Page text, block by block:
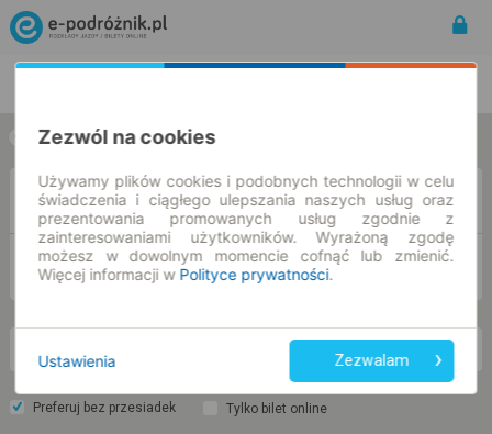
w jedną stronę w obie strony
Z
DO
pn. 10 sie.
Preferuj bez przesiadek Tylko bilet online
Zezwól na cookies
Używamy plików cookies i podobnych technologii w celu
świadczenia i ciągłego ulepszania naszych usług oraz
prezentowania promowanych usług zgodnie z
zainteresowaniami użytkowników. Wyrażoną zgodę
możesz w dowolnym momencie cofnąć lub zmienić.
Więcej informacji w Polityce prywatności.
Ustawienia Zezwalam